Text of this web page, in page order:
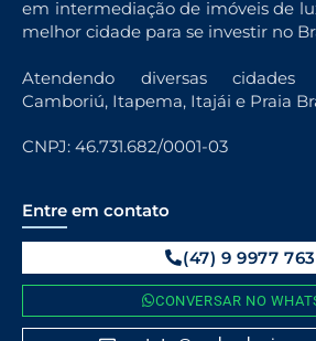
em intermediação de imóveis de
melhor cidade para se investir no
Atendendo diversas cidades
Camboriú, Itapema, Itajái e Praia
CNPJ: 46.731.682/0001-03
Entre em contato
(47) 9 9977
CONVERSAR NO